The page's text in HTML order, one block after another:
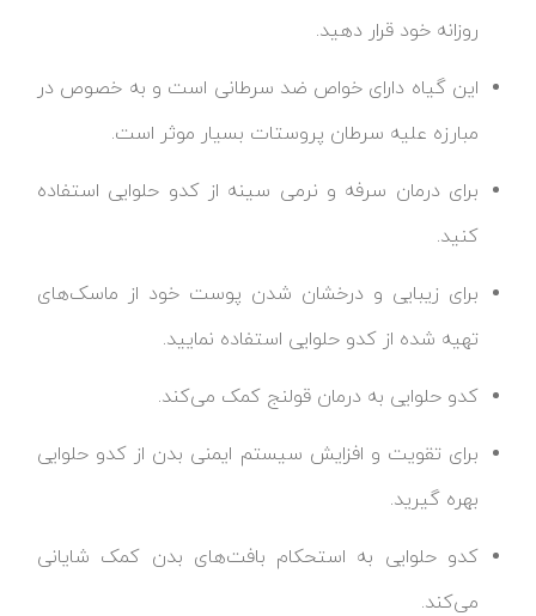
روزانه خود قرار دهید.
این گیاه دارای خواص ضد سرطانی است و به خصوص در
مبارزه علیه سرطان پروستات بسیار موثر است.
برای درمان سرفه و نرمی سینه از کدو حلوایی استفاده
کنید.
برای زیبایی و درخشان شدن پوست خود از ماسک‌های
تهیه شده از کدو حلوایی استفاده نمایید.
کدو حلوایی به درمان قولنج کمک می‌کند.
برای تقویت و افزایش سیستم ایمنی بدن از کدو حلوایی
بهره گیرید.
کدو حلوایی به استحکام بافت‌های بدن کمک شایانی
می‌کند.